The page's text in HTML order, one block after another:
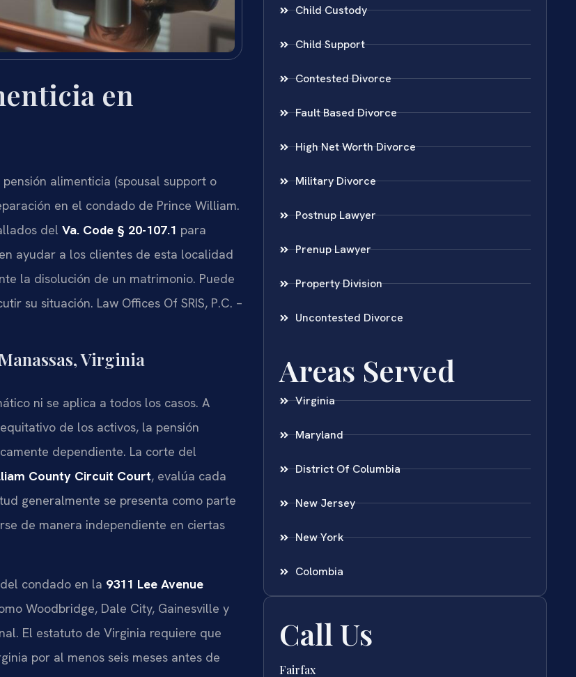
en
alimenticia (spousal support o
en el condado de Prince William.
del Va. Code § 20-107.1 para
ayudar a los clientes de esta localidad
la disolución de un matrimonio. Puede
su situación. Law Offices Of SRIS, P.C. –
Virginia
ni se aplica a todos los casos. A
de los activos, la pensión
dependiente. La corte del
County Circuit Court, evalúa cada
generalmente se presenta como parte
de manera independiente en ciertas
condado en la 9311 Lee Avenue
Woodbridge, Dale City, Gainesville y
El estatuto de Virginia requiere que
por al menos seis meses antes de
Child Custody
Child Support
Contested Divorce
Fault Based Divorce
High Net Worth Divorce
Military Divorce
Postnup Lawyer
Prenup Lawyer
Property Division
Uncontested Divorce
Areas Served
Virginia
Maryland
District Of Columbia
New Jersey
New York
Colombia
Call Us
Fairfax